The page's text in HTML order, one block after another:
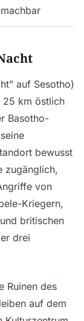
auf Sesotho)
25 km östlich
Basotho-
bewusst
zugänglich,
von
Kriegern,
britischen
drei
Ruinen des
auf dem